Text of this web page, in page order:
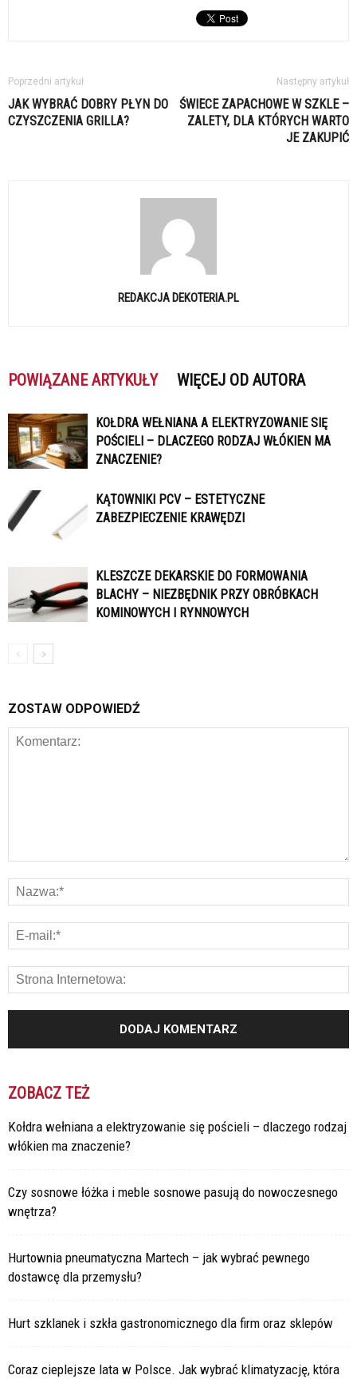
Poprzedni artykuł
JAK WYBRAĆ DOBRY PŁYN DO
CZYSZCZENIA GRILLA?
Następny artykuł
ŚWIECE ZAPACHOWE W SZKLE –
ZALETY, DLA KTÓRYCH WARTO
JE ZAKUPIĆ
REDAKCJA DEKOTERIA.PL
POWIĄZANE ARTYKUŁY WIĘCEJ OD AUTORA
KOŁDRA WEŁNIANA A ELEKTRYZOWANIE SIĘ
POŚCIELI – DLACZEGO RODZAJ WŁÓKIEN MA
ZNACZENIE?
KĄTOWNIKI PCV – ESTETYCZNE
ZABEZPIECZENIE KRAWĘDZI
KLESZCZE DEKARSKIE DO FORMOWANIA
BLACHY – NIEZBĘDNIK PRZY OBRÓBKACH
KOMINOWYCH I RYNNOWYCH
ZOSTAW ODPOWIEDŹ
ZOBACZ TEŻ
Kołdra wełniana a elektryzowanie się pościeli – dlaczego rodzaj
włókien ma znaczenie?
Czy sosnowe łóżka i meble sosnowe pasują do nowoczesnego
wnętrza?
Hurtownia pneumatyczna Martech – jak wybrać pewnego
dostawcę dla przemysłu?
Hurt szklanek i szkła gastronomicznego dla firm oraz sklepów
Coraz cieplejsze lata w Polsce. Jak wybrać klimatyzację, która